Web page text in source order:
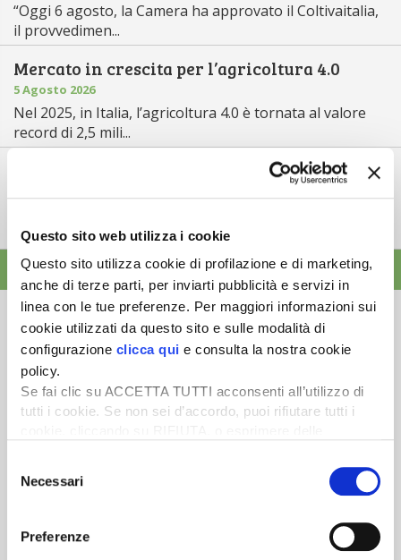
Questo sito web utilizza i cookie
Questo sito utilizza cookie di profilazione e di marketing,
anche di terze parti, per inviarti pubblicità e servizi in
linea con le tue preferenze. Per maggiori informazioni sui
cookie utilizzati da questo sito e sulle modalità di
configurazione clicca qui e consulta la nostra cookie
policy.
Se fai clic su ACCETTA TUTTI acconsenti all’utilizzo di
tutti i cookie. Se non sei d’accordo, puoi rifiutare tutti i
desideri accettare e cliccando ACCETTA SELEZIONATI.
delNecessari
Preferenze
“Oggi 6 agosto, la Camera ha approvato il Coltivaitalia,
il provvedimen...
Mercato in crescita per l’agricoltura 4.0
5 Agosto 2026
Nel 2025, in Italia, l’agricoltura 4.0 è tornata al valore
record di 2,5 mili...
Saldi Pac: ogni anno entro fine gennaio
tempistica predefinita e r...
ALTRE NEWS
Newsletter
Scopri un servizio d'informazione di alta qualità. Tagliato sulle tue